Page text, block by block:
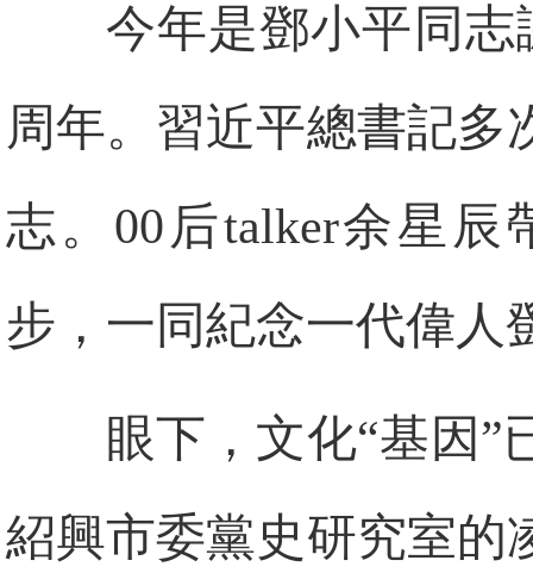
今年是鄧小平同志
周年。習近平總書記多
志。00后talker余星
步，一同紀念一代偉人
眼下，文化“基因
紹興市委黨史研究室的